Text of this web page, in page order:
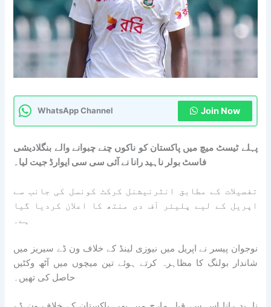
WhatsApp Channel Join Now
پہلے ٹیسٹ میچ میں پاکستان کو ناکوں چنے چبوانے والے بنگلادیشی
فاسٹ بولر ناہید رانا نے آئی سی سی ایوارڈ جیت لیا۔
تفصیلات کے مطابق انٹرنیشنل کرکٹ کونسل کی جانب سے
اپریل کے لیے پلیئر آف دی منتھ کا اعلان کردیا گیا
ہے۔
نوجوان پیسر نے اپریل میں نیوزی لینڈ کے خلاف ون ڈے سیریز میں
شاندار بولنگ کا مظاہرہ کرتے ہوئے تین میچوں میں آٹھ وکٹیں
حاصل کی تھیں۔